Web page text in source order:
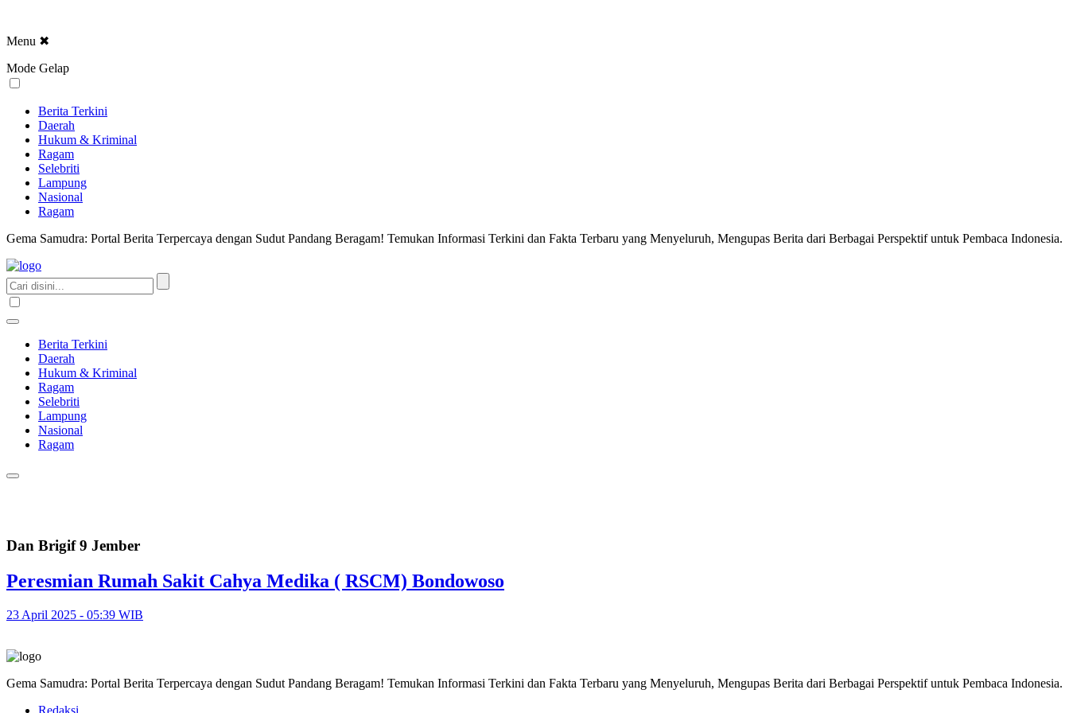
Menu ✖
Mode Gelap
Berita Terkini
Daerah
Hukum & Kriminal
Ragam
Selebriti
Lampung
Nasional
Ragam
Gema Samudra: Portal Berita Terpercaya dengan Sudut Pandang Beragam! Temukan Informasi Terkini dan Fakta Terbaru yang Menyeluruh, Mengupas Berita dari Berbagai Perspektif untuk Pembaca Indonesia.
Berita Terkini
Daerah
Hukum & Kriminal
Ragam
Selebriti
Lampung
Nasional
Ragam
Dan Brigif 9 Jember
Peresmian Rumah Sakit Cahya Medika ( RSCM) Bondowoso
23 April 2025 - 05:39 WIB
Gema Samudra: Portal Berita Terpercaya dengan Sudut Pandang Beragam! Temukan Informasi Terkini dan Fakta Terbaru yang Menyeluruh, Mengupas Berita dari Berbagai Perspektif untuk Pembaca Indonesia.
Redaksi